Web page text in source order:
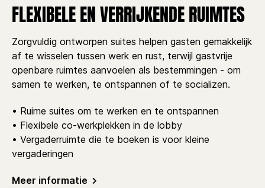
FLEXIBELE EN VERRIJKENDE RUIMTES
Zorgvuldig ontworpen suites helpen gasten gemakkelijk
af te wisselen tussen werk en rust, terwijl gastvrije
openbare ruimtes aanvoelen als bestemmingen - om
samen te werken, te ontspannen of te socializen.
• Ruime suites om te werken en te ontspannen
• Flexibele co-werkplekken in de lobby
• Vergaderruimte die te boeken is voor kleine
vergaderingen
Meer informatie